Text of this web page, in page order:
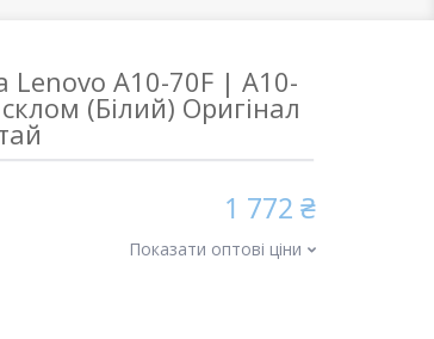
A10-70F | A10-
(Білий) Оригінал
1 772 ₴
Показати оптові ціни